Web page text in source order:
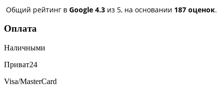
Общий рейтинг в Google 4.3 из 5, на основании 187 оценок.
Оплата
Наличными
Приват24
Visa/MasterCard